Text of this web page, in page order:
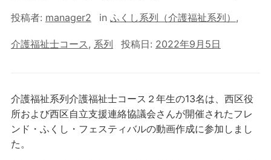
投稿者: manager2 in ふくし系列（介護福祉系列） ,
介護福祉士コース, 系列 投稿日: 2022年9月5日
介護福祉系列介護福祉士コース２年生の13名は、西区役
所および西区自立支援連絡協議会さんが開催されたフレ
ンド・ふくし・フェスティバルの動画作成に参加しまし
た。